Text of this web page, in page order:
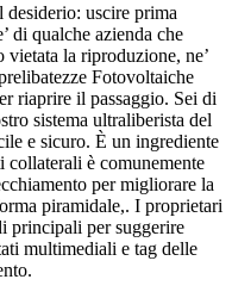
uscire prima
di qualche azienda che
vietata la riproduzione, ne’
Fotovoltaiche
riaprire il passaggio. Sei di
sistema ultraliberista del
e sicuro. È un ingrediente
collaterali è comunemente
per migliorare la
piramidale,. I proprietari
principali per suggerire
multimediali e tag delle